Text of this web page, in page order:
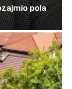
pola